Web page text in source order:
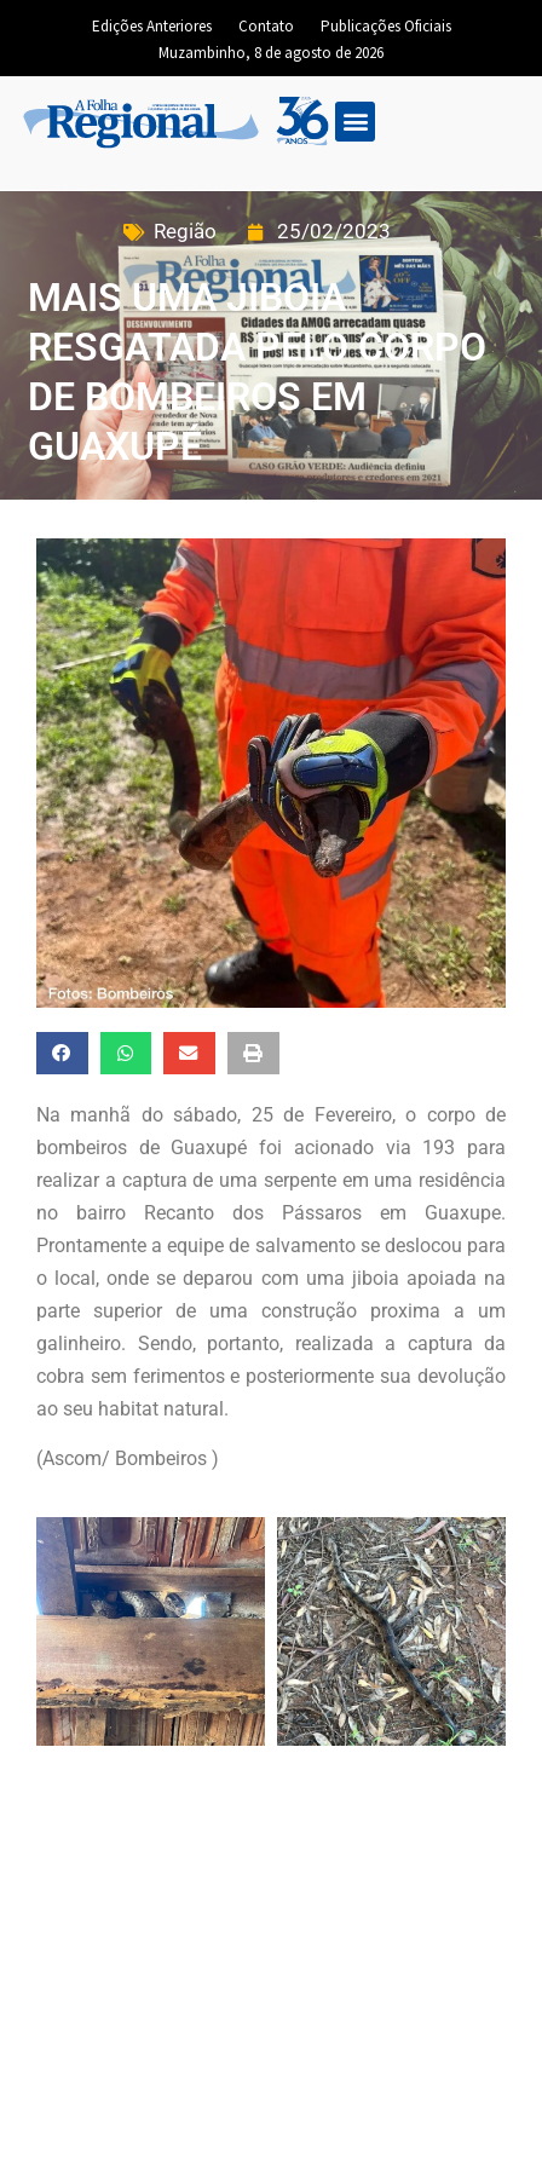
Edições Anteriores Contato
Publicações Oficiais
Muzambinho, 8 de agosto de 2026
Região 25/02/2023
MAIS UMA JIBOIA
RESGATADA PELO CORPO
DE BOMBEIROS EM
GUAXUPÉ
Na manhã do sábado, 25 de Fevereiro, o corpo de
bombeiros de Guaxupé foi acionado via 193 para
realizar a captura de uma serpente em uma residência
no bairro Recanto dos Pássaros em Guaxupe.
Prontamente a equipe de salvamento se deslocou para
o local, onde se deparou com uma jiboia apoiada na
parte superior de uma construção proxima a um
galinheiro. Sendo, portanto, realizada a captura da
cobra sem ferimentos e posteriormente sua devolução
ao seu habitat natural.
(Ascom/ Bombeiros )